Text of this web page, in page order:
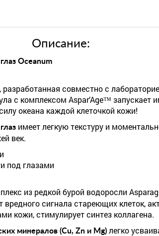
Описание:
Oceanum
совместно с
с комплексом Aspar’Age™ запускает
океана каждой клеточкой кожи!
имеет легкую текстуру и
век.
под глазами
из редкой бурой водоросли
сигнала стареющих клеток,
кожи, стимулирует синтез коллагена.
минералов (Cu, Zn и Mg) легко